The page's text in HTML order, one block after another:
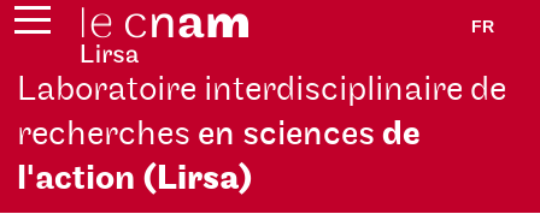
FR
Laboratoire interdisciplinaire de
recherches en sciencesde
l'action (Lirsa)